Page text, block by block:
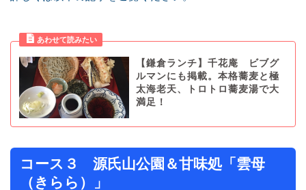
【鎌倉ランチ】千花庵 ビブグ
ルマンにも掲載。本格蕎麦と極
太海老天、トロトロ蕎麦湯で大
満足！
コース３ 源氏山公園＆甘味処「雲母
（きらら）」